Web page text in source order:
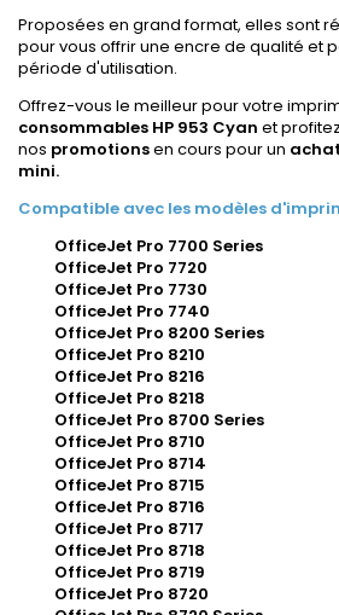
Proposées en grand format, elles sont
pour vous offrir une encre de qualité et
période d'utilisation.
Offrez-vous le meilleur pour votre
consommables HP 953 Cyan et
nos promotionsen cours pour un
mini.
Compatible avec les modèles
OfficeJet Pro 7700 Series
OfficeJet Pro 7720
OfficeJet Pro 7730
OfficeJet Pro 7740
OfficeJet Pro 8200 Series
OfficeJet Pro 8210
OfficeJet Pro 8216
OfficeJet Pro 8218
OfficeJet Pro 8700 Series
OfficeJet Pro 8710
OfficeJet Pro 8714
OfficeJet Pro 8715
OfficeJet Pro 8716
OfficeJet Pro 8717
OfficeJet Pro 8718
OfficeJet Pro 8719
OfficeJet Pro 8720